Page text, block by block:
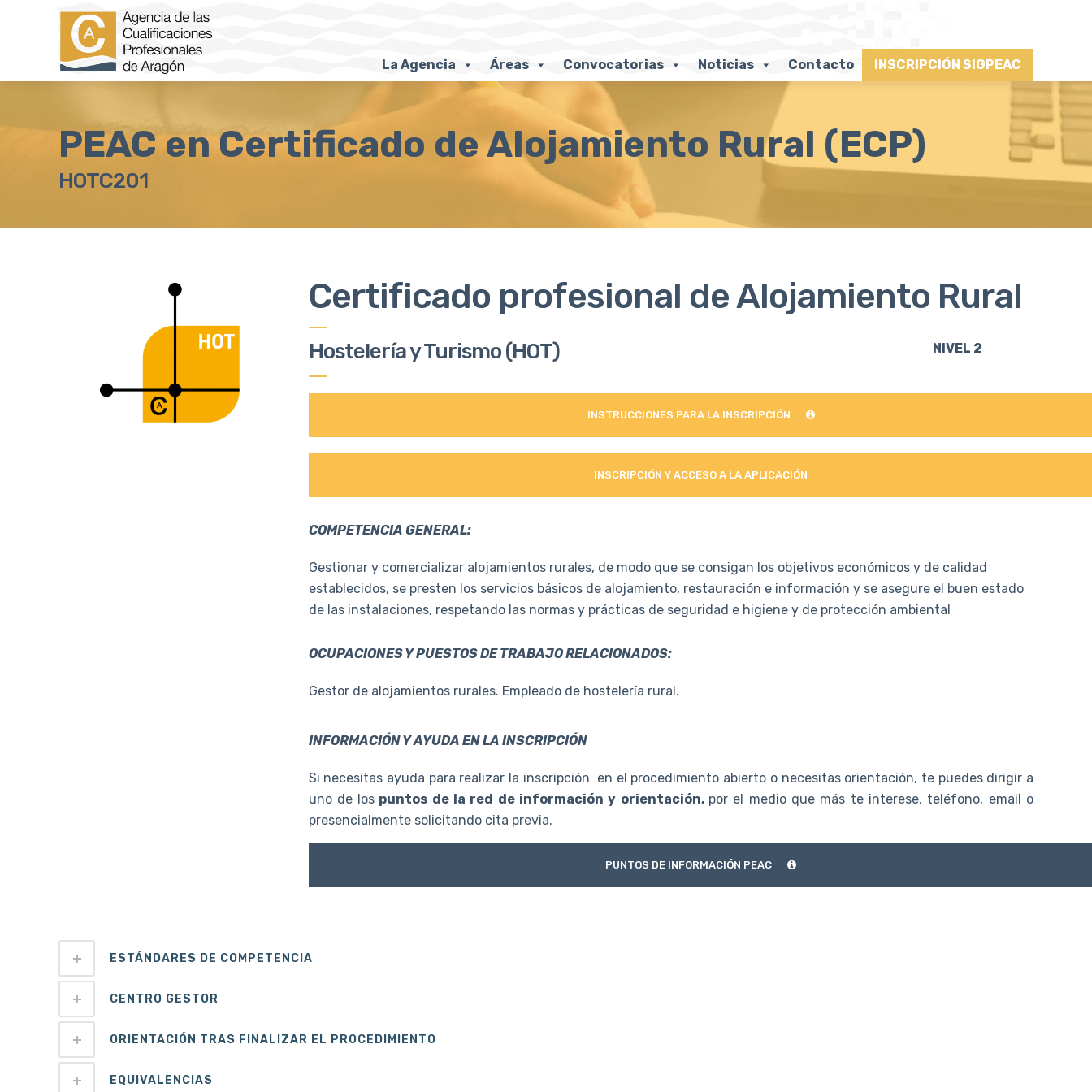
La Agencia Áreas Convocatorias Noticias Contacto INSCRIPCIÓN SIGPEAC
PEAC en Certificado de Alojamiento Rural (ECP)
HOTC201
Certificado profesional de Alojamiento Rural
Hostelería y Turismo (HOT) NIVEL 2
INSTRUCCIONES PARA LA INSCRIPCIÓN
INSCRIPCIÓN Y ACCESO A LA APLICACIÓN
COMPETENCIA GENERAL:
Gestionar y comercializar alojamientos rurales, de modo que se consigan los objetivos económicos y de calidad
establecidos, se presten los servicios básicos de alojamiento, restauración e información y se asegure el buen estado
de las instalaciones, respetando las normas y prácticas de seguridad e higiene y de protección ambiental
OCUPACIONES Y PUESTOS DE TRABAJO RELACIONADOS:
Gestor de alojamientos rurales. Empleado de hostelería rural.
INFORMACIÓN Y AYUDA EN LA INSCRIPCIÓN
Si necesitas ayuda para realizar la inscripción en el procedimiento abierto o necesitas orientación, te puedes dirigir a
uno de los puntos de la red de información y orientación, por el medio que más te interese, teléfono, email o
presencialmente solicitando cita previa.
PUNTOS DE INFORMACIÓN PEAC
ESTÁNDARES DE COMPETENCIA
CENTRO GESTOR
ORIENTACIÓN TRAS FINALIZAR EL PROCEDIMIENTO
EQUIVALENCIAS